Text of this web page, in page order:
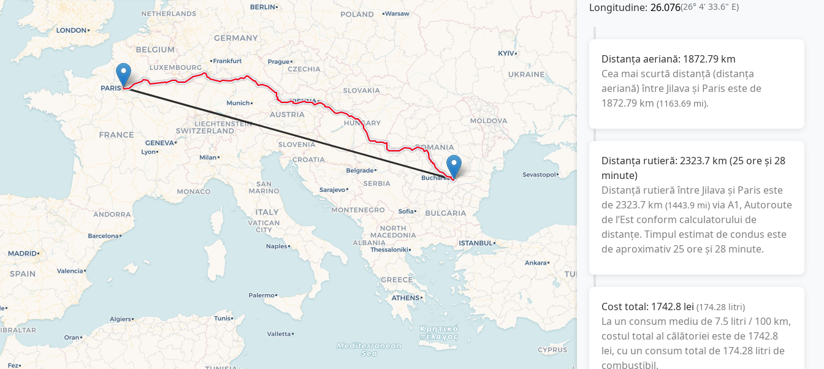
Longitudine: 26.076(26° 4' 33.6" E)
Distanța aeriană: 1872.79 km
Cea mai scurtă distanță (distanța
aeriană) între Jilava și Paris este de
1872.79 km (1163.69 mi).
Distanța rutieră: 2323.7 km (25 ore și 28
minute)
Distanță rutieră între Jilava și Paris este
de2323.7 km (1443.9 mi) via A1, Autoroute
de l’Estconform calculatorului de
distanțe. Timpul estimat de condus este
de aproximativ25 ore și 28 minute.
Cost total: 1742.8 lei (174.28 litri)
La un consum mediu de7.5 litri / 100 km,
costul total al călătoriei este de 1742.8
lei, cu un consum total de 174.28 litri de
combustibil.